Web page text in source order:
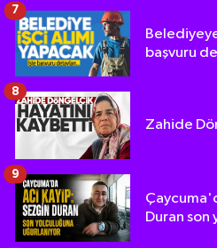
başvuru
7
Zahide
8
Duran son
9